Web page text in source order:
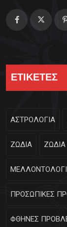
ΕΤΙΚΕΤΕΣ
ΑΣΤΡΟΛΟΓΙΑ
ΖΩΔΙΑ ΖΩΔΙΑ
ΠΡΟΣΩΠΙΚΕΣ
ΦΘΗΝΕΣ